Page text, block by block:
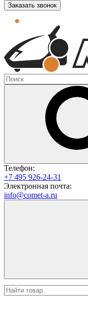
Заказать звонок
Телефон:
+7 495 926-24-31
Электронная почта:
info@comet-a.ru